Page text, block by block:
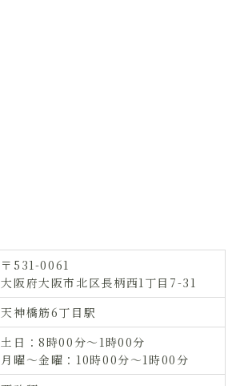
〒531-0061
大阪府大阪市北区長柄西1丁目7-31
天神橋筋6丁目駅
土日：8時00分〜1時00分
月曜〜金曜：10時00分〜1時00分